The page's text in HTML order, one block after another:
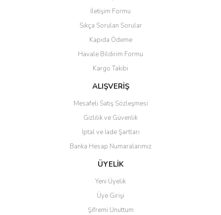
Ürün açıklamasında eksik bilgiler bulunuyor.
Ürün bilgilerinde hatalar bulunuyor.
Ürün fiyatı diğer sitelerden daha pahalı.
Bu ürüne benzer farklı alternatifler olmalı.
Gönder
İletişim Formu
Sıkça Sorulan Sorular
Kapıda Ödeme
Havale Bildirim Formu
Kargo Takibi
ALIŞVERİŞ
Mesafeli Satış Sözleşmesi
Gizlilik ve Güvenlik
İptal ve İade Şartları
Banka Hesap Numaralarımız
ÜYELİK
Yeni Üyelik
Üye Girişi
Şifremi Unuttum